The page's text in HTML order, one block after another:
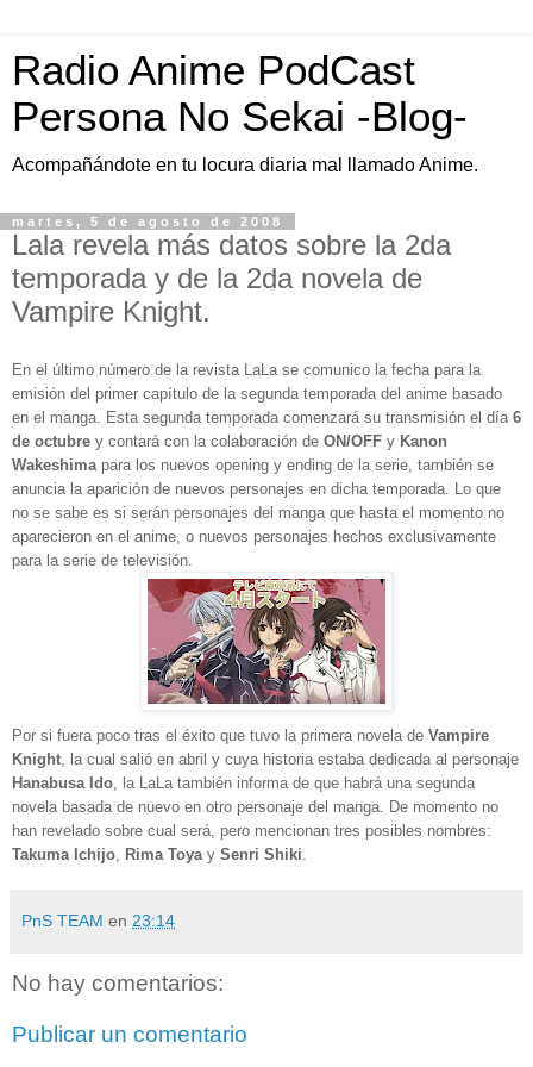
Radio Anime PodCast
Persona No Sekai -Blog-
Acompañándote en tu locura diaria mal llamado Anime.
martes, 5 de agosto de 2008
Lala revela más datos sobre la 2da
temporada y de la 2da novela de
Vampire Knight.
En el último número de la revista LaLa se comunico la fecha para la
emisión del primer capítulo de la segunda temporada del anime basado
en el manga. Esta segunda temporada comenzará su transmisión el día 6
de octubre y contará con la colaboración de ON/OFF y Kanon
Wakeshima para los nuevos opening y ending de la serie, también se
anuncia la aparición de nuevos personajes en dicha temporada. Lo que
no se sabe es si serán personajes del manga que hasta el momento no
aparecieron en el anime, o nuevos personajes hechos exclusivamente
para la serie de televisión.
Por si fuera poco tras el éxito que tuvo la primera novela de Vampire
Knight , la cual salió en abril y cuya historia estaba dedicada al personaje
Hanabusa Ido , la LaLa también informa de que habrá una segunda
novela basada de nuevo en otro personaje del manga. De momento no
han revelado sobre cual será, pero mencionan tres posibles nombres:
Takuma Ichijo
Rima Toya y Senri Shiki
PnS TEAM en 23:14
No hay comentarios:
Publicar un comentario